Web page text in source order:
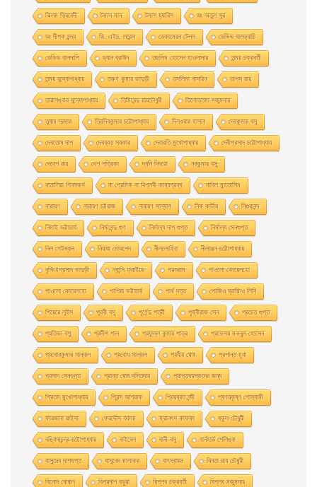
ঝিলম ত্রিবেদী টমাস মান টমাস হ্যারিস ডঃ অতুল সুর
ডঃ দীপক চন্দ্র ডি. এইচ. লরেন্স ডেকামেরন টেলস ডেভিড বালড্যাচি
ডেভিড বালদাশি ড্যান ব্রাউন তছলিম হোসেন হাওলাদার তন্ময় চক্রবর্তী
তন্ময় বন্দ্যোপাধ্যায় তরুণ কুমার ভাদুড়ী তসলিমা নাসরিন তাপস রায়
তারাশঙ্কর বন্দ্যোপাধ্যায় তিমিরেন্দু রায়চৌধুরী তিলোত্তমা মজুমদার
তুষার সরদার ত্রিদিবকুমার চট্টোপাধ্যায় দিলওয়ার হাসান দেবকুমার বসু
দেবতোষ দাশ দেবব্রত সরকার দেবারতি মুখােপাধ্যায় দেবীপ্রসাদ চট্টোপাধ্যায়
দেবেশ রায় দেশ পত্রিকা দ্যনি দিদরো নবকুমার বসু
নাতালিয়া গিনসবার্গ না প্রেমিক না বিপ্লবী কাব্যগ্রন্থ নাবিল মুহতাসিম
নারায়ণ নারায়ণ চট্টরাজ নারায়ণ সান্যাল নিক কার্টার নিগুরানন্দ
নিমাই ভট্টাচার্য নির্মলেন্দু গুণ নির্মাল্য দাশ গুপ্ত নির্মাল্য সেনগুপ্ত
নিল গেইম্যান নিয়াজ মোরশেদ নীললােহিত নীলাঞ্জন চট্টোপাধ্যায়
নৃসিংহপ্রসাদ ভাদুড়ী ন্যান্সি ফ্রাইডে পরশুরাম পাওলাে কোয়েলহাে
পাওলাে কোয়েলহো পাপিয়া ভট্টাচার্য পার্থ দত্ত পােজিও ব্রাচ্চিও লিনি
পিয়েরে লুইস পূরবী বসু পূর্ণেন্দু পত্রী পৃথ্বীরাজ সেন প্রচেত গুপ্ত
প্রতিভা বসু প্রদীপ পাল প্রফুল্ল কুমার পাত্র প্রফেসর মকবুল হােসেন
প্রবােধকুমার সান্যাল প্রবােধ সান্যাল প্রবীর ঘােষ প্রশান্ত মৃধা
প্রসাদ সেনগুপ্ত প্রান্ত ঘোষ দস্তিদার প্রাপ্তবয়স্কদের জন্য
প্রিতম মুখোপাধ্যায় প্রিন্স আশরাফ প্রিয়ব্রত নন্দী প্ৰণয়কৃষ্ণ গোস্বামী
ফারজানা রাইসা ফেরদৌস আলম ফ্রানৎস কাফকা বকুল চৌধুরী
বঙ্কিমচন্দ্র চট্টোপাধ্যায় বাইবেল বানী বসু বার্নহার্ড শেলিঙ্ক
বাসুদেব দাশগুপ্ত বাসুবেদ মালাকর বাৎস্যায়ন বিনতা রায় চৌধুরী
বিনোদ ঘোষাল বিপ্রদাশ বড়ুয়া বিপ্লব চক্রবর্তী বিপ্লব মজুমদার